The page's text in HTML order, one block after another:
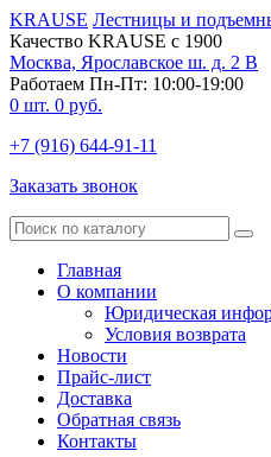
KRAUSE Лестницы и
Качество KRAUSE с 1900
Москва, Ярославское ш. д. 2 В
Работаем Пн-Пт: 10:00-19:00
0 шт. 0 руб.
+7 (916) 644-91-11
Заказать звонок
Главная
О компании
Юридическая
Условия возврата
Новости
Прайс-лист
Доставка
Обратная связь
Контакты